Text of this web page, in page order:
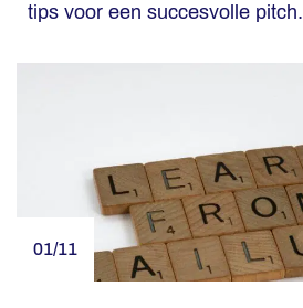
tips voor een succesvolle pitch.
01/11